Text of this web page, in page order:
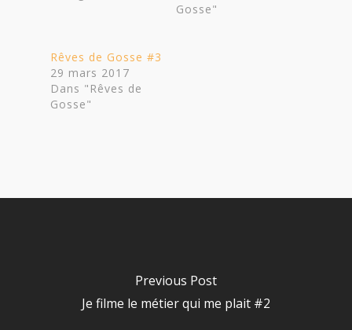
Gosse"
Rêves de Gosse #3
29 mars 2017
Dans "Rêves de
Gosse"
Previous Post
Je filme le métier qui me plait #2